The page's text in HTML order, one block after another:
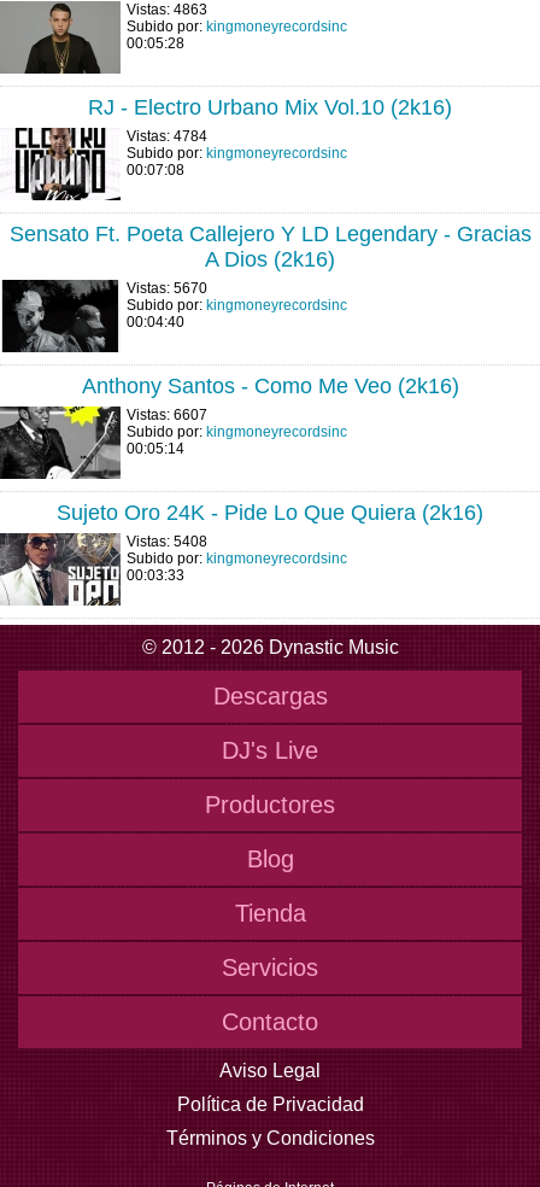
Vistas: 4863
Subido por: kingmoneyrecordsinc
00:05:28
RJ - Electro Urbano Mix Vol.10 (2k16)
Vistas: 4784
Subido por: kingmoneyrecordsinc
00:07:08
Sensato Ft. Poeta Callejero Y LD Legendary - Gracias
A Dios (2k16)
Vistas: 5670
Subido por: kingmoneyrecordsinc
00:04:40
Anthony Santos - Como Me Veo (2k16)
Vistas: 6607
Subido por: kingmoneyrecordsinc
00:05:14
Sujeto Oro 24K - Pide Lo Que Quiera (2k16)
Vistas: 5408
Subido por: kingmoneyrecordsinc
00:03:33
© 2012 - 2026 Dynastic Music
Descargas
DJ's Live
Productores
Blog
Tienda
Servicios
Contacto
Aviso Legal
Política de Privacidad
Términos y Condiciones